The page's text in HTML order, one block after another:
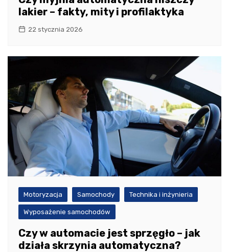
lakier – fakty, mity i profilaktyka
22 stycznia 2026
Motoryzacja Samochody Technika i inżynieria
Wyposażenie samochodów
Czy w automacie jest sprzęgło – jak
działa skrzynia automatyczna?